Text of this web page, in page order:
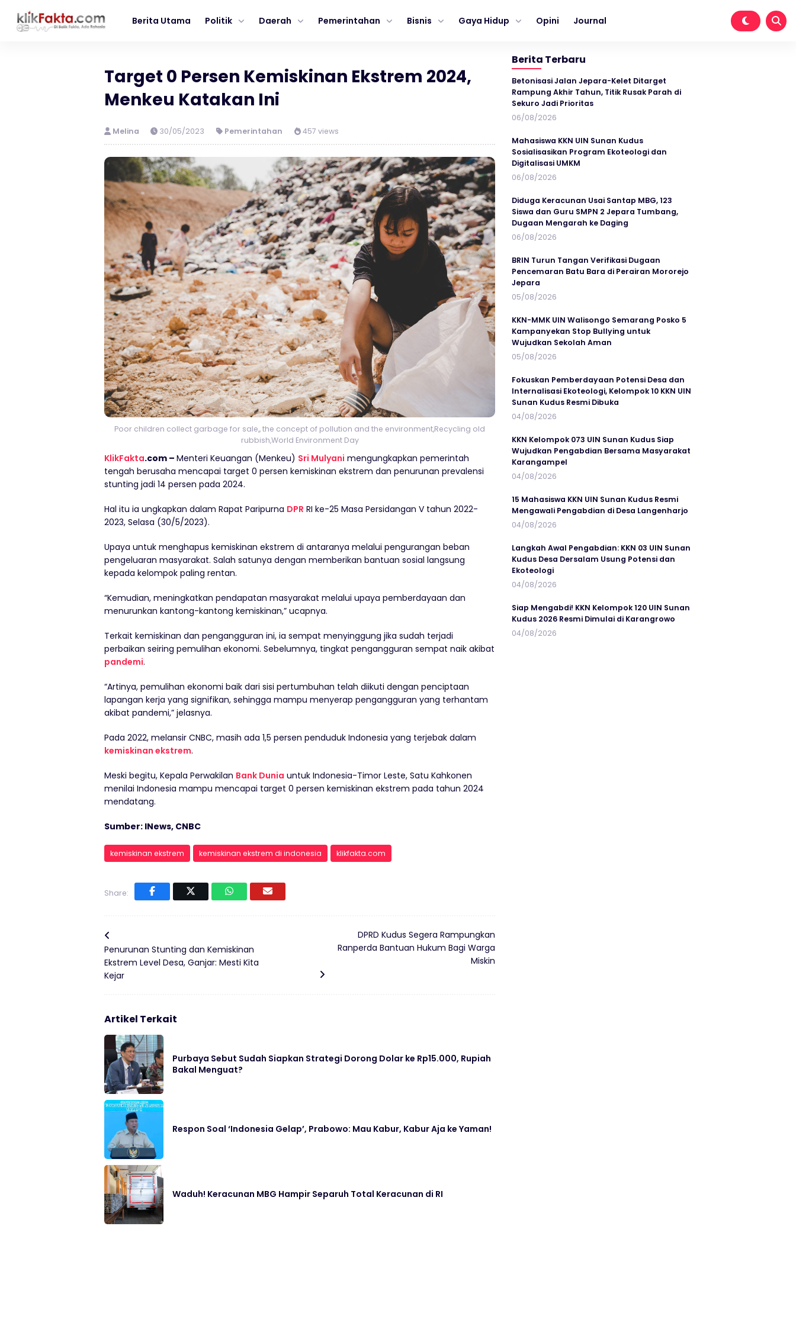
Berita Utama Politik Daerah Pemerintahan Bisnis Gaya Hidup Opini Journal
Target 0 Persen Kemiskinan Ekstrem 2024,
Menkeu Katakan Ini
Melina 30/05/2023 Pemerintahan 457 views
Poor children collect garbage for sale,, the concept of pollution and the environment,Recycling old
rubbish,World Environment Day
KlikFakta.com – Menteri Keuangan (Menkeu) Sri Mulyani mengungkapkan pemerintah
tengah berusaha mencapai target 0 persen kemiskinan ekstrem dan penurunan prevalensi
stunting jadi 14 persen pada 2024.
Hal itu ia ungkapkan dalam Rapat Paripurna DPR RI ke-25 Masa Persidangan V tahun 2022-
2023, Selasa (30/5/2023).
Upaya untuk menghapus kemiskinan ekstrem di antaranya melalui pengurangan beban
pengeluaran masyarakat. Salah satunya dengan memberikan bantuan sosial langsung
kepada kelompok paling rentan.
“Kemudian, meningkatkan pendapatan masyarakat melalui upaya pemberdayaan dan
menurunkan kantong-kantong kemiskinan,” ucapnya.
Terkait kemiskinan dan pengangguran ini, ia sempat menyinggung jika sudah terjadi
perbaikan seiring pemulihan ekonomi. Sebelumnya, tingkat pengangguran sempat naik akibat
pandemi.
“Artinya, pemulihan ekonomi baik dari sisi pertumbuhan telah diikuti dengan penciptaan
lapangan kerja yang signifikan, sehingga mampu menyerap pengangguran yang terhantam
akibat pandemi,” jelasnya.
Pada 2022, melansir CNBC, masih ada 1,5 persen penduduk Indonesia yang terjebak dalam
kemiskinan ekstrem.
Meski begitu, Kepala Perwakilan Bank Dunia untuk Indonesia-Timor Leste, Satu Kahkonen
menilai Indonesia mampu mencapai target 0 persen kemiskinan ekstrem pada tahun 2024
mendatang.
Sumber: INews, CNBC
kemiskinan ekstrem kemiskinan ekstrem di indonesia klikfakta.com
Share:
Penurunan Stunting dan Kemiskinan
Ekstrem Level Desa, Ganjar: Mesti Kita
Kejar
DPRD Kudus Segera Rampungkan
Ranperda Bantuan Hukum Bagi Warga
Miskin
Artikel Terkait
Purbaya Sebut Sudah Siapkan Strategi Dorong Dolar ke Rp15.000, Rupiah
Bakal Menguat?
Respon Soal ‘Indonesia Gelap’, Prabowo: Mau Kabur, Kabur Aja ke Yaman!
Waduh! Keracunan MBG Hampir Separuh Total Keracunan di RI
Berita Terbaru
Betonisasi Jalan Jepara-Kelet Ditarget
Rampung Akhir Tahun, Titik Rusak Parah di
Sekuro Jadi Prioritas
06/08/2026
Mahasiswa KKN UIN Sunan Kudus
Sosialisasikan Program Ekoteologi dan
Digitalisasi UMKM
06/08/2026
Diduga Keracunan Usai Santap MBG, 123
Siswa dan Guru SMPN 2 Jepara Tumbang,
Dugaan Mengarah ke Daging
06/08/2026
BRIN Turun Tangan Verifikasi Dugaan
Pencemaran Batu Bara di Perairan Mororejo
Jepara
05/08/2026
KKN-MMK UIN Walisongo Semarang Posko 5
Kampanyekan Stop Bullying untuk
Wujudkan Sekolah Aman
05/08/2026
Fokuskan Pemberdayaan Potensi Desa dan
Internalisasi Ekoteologi, Kelompok 10 KKN UIN
Sunan Kudus Resmi Dibuka
04/08/2026
KKN Kelompok 073 UIN Sunan Kudus Siap
Wujudkan Pengabdian Bersama Masyarakat
Karangampel
04/08/2026
15 Mahasiswa KKN UIN Sunan Kudus Resmi
Mengawali Pengabdian di Desa Langenharjo
04/08/2026
Langkah Awal Pengabdian: KKN 03 UIN Sunan
Kudus Desa Dersalam Usung Potensi dan
Ekoteologi
04/08/2026
Siap Mengabdi! KKN Kelompok 120 UIN Sunan
Kudus 2026 Resmi Dimulai di Karangrowo
04/08/2026